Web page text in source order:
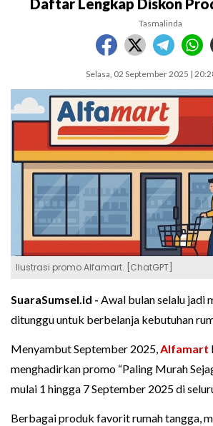
Daftar Lengkap Diskon
Tasmalinda
Selasa, 02 September 2025 |
Ilustrasi promo Alfamart. [ChatGPT]
SuaraSumsel.id - Awal bulan selalu jadi
ditunggu untuk berbelanja kebutuhan
Menyambut September 2025,Alfamart
menghadirkan promo “Paling Murah
mulai 1 hingga 7 September 2025 di
Berbagai produk favorit rumah tangga,